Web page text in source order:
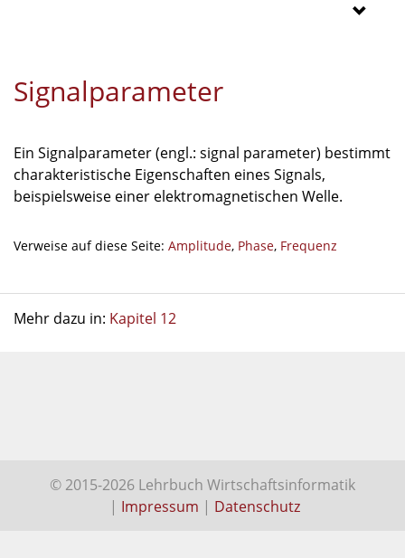
Signalparameter
Ein Signalparameter (engl.: signal parameter) bestimmt
charakteristische Eigenschaften eines Signals,
beispielsweise einer elektromagnetischen Welle.
Verweise auf diese Seite: Amplitude, Phase, Frequenz
Mehr dazu in: Kapitel 12
© 2015-2026 Lehrbuch Wirtschaftsinformatik
| Impressum | Datenschutz